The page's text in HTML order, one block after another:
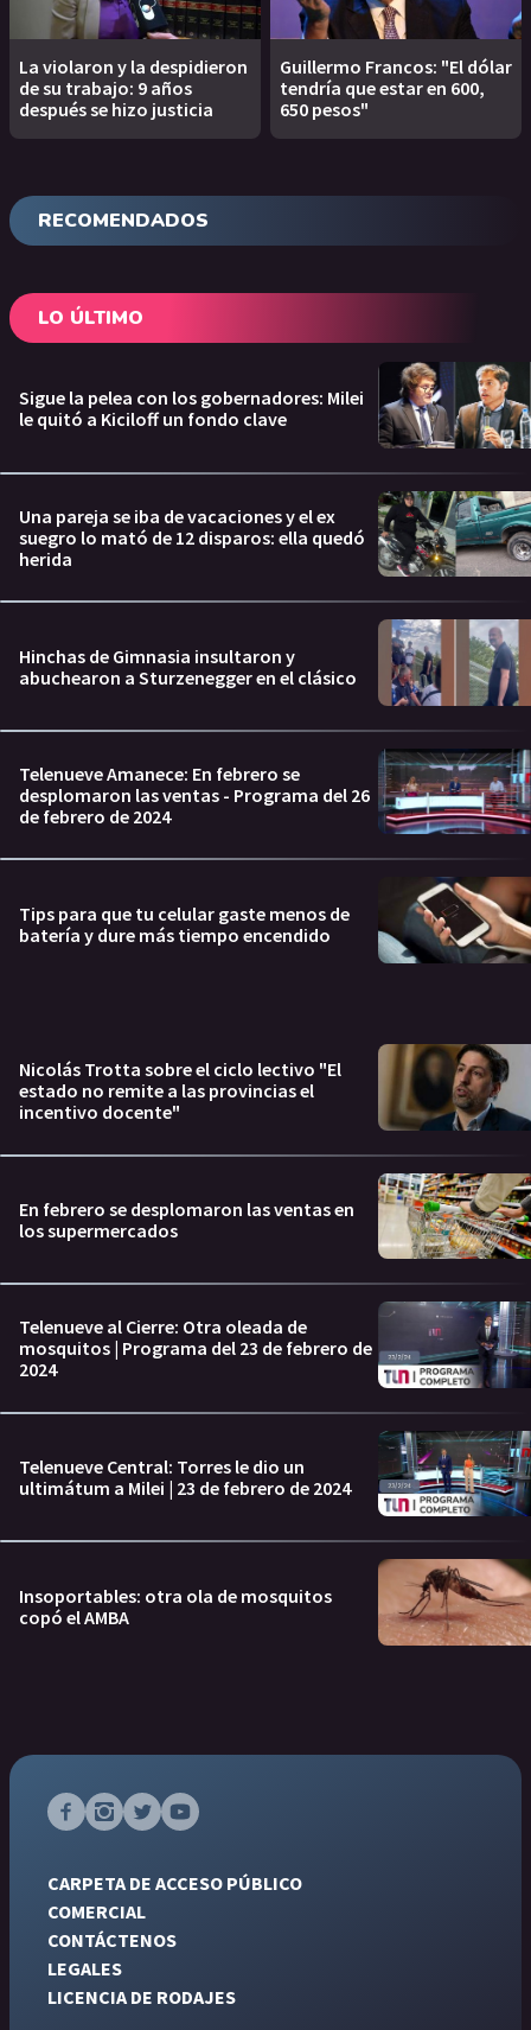
La violaron y la despidieron
de su trabajo: 9 años
después se hizo justicia
Guillermo Francos: "El dólar
tendría que estar en 600,
650 pesos"
RECOMENDADOS
LO ÚLTIMO
Sigue la pelea con los gobernadores: Milei
le quitó a Kiciloff un fondo clave
Una pareja se iba de vacaciones y el ex
suegro lo mató de 12 disparos: ella quedó
herida
Hinchas de Gimnasia insultaron y
abuchearon a Sturzenegger en el clásico
Telenueve Amanece: En febrero se
desplomaron las ventas - Programa del 26
de febrero de 2024
Tips para que tu celular gaste menos de
batería y dure más tiempo encendido
Nicolás Trotta sobre el ciclo lectivo "El
estado no remite a las provincias el
incentivo docente"
En febrero se desplomaron las ventas en
los supermercados
Telenueve al Cierre: Otra oleada de
mosquitos | Programa del 23 de febrero de
2024
Telenueve Central: Torres le dio un
ultimátum a Milei | 23 de febrero de 2024
Insoportables: otra ola de mosquitos
copó el AMBA
CARPETA DE ACCESO PÚBLICO
COMERCIAL
CONTÁCTENOS
LEGALES
LICENCIA DE RODAJES